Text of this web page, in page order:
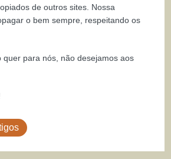
de outros sites. Nossa
o bem sempre, respeitando os
quer para nós, não desejamos aos